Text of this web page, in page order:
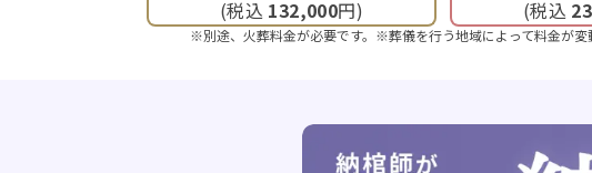
(税込 132,000円)
(税込
※別途、火葬料金が必要です。※葬儀を行う地域によって料金が